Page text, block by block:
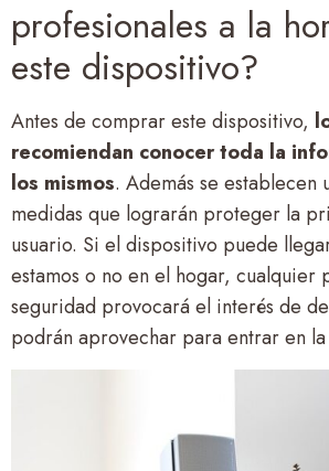
profesionales a la
este dispositivo?
Antes de comprar este dispositivo,
recomiendan conocer toda la
los mismos. Además se establecen
medidas que lograrán proteger la
usuario. Si el dispositivo puede
estamos o no en el hogar, cualquier
seguridad provocará el interés de
podrán aprovechar para entrar en